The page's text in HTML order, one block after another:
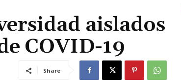
aislados
COVID-19
Share